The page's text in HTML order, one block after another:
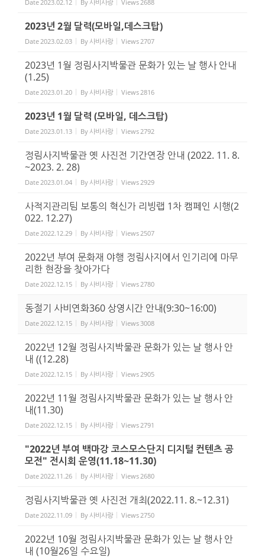
Date2023.02.12 By사비사랑 Views2688
2023년 2월 달력(모바일,데스크탑)
Date2023.02.03 By사비사랑 Views2707
2023년 1월 정림사지박물관 문화가 있는 날 행사 안내
(1.25)
Date2023.01.20 By사비사랑 Views2816
2023년 1월 달력 (모바일, 데스크탑)
Date2023.01.13 By사비사랑 Views2792
정림사지박물관 옛 사진전 기간연장 안내 (2022. 11. 8.
~2023. 2. 28)
Date2023.01.04 By사비사랑 Views2929
사적지관리팀 보통의 혁신가 리빙랩 1차 캠페인 시행(2
022. 12.27)
Date2022.12.29 By사비사랑 Views2507
2022년 부여 문화재 야행 정림사지에서 인기리에 마무
리한 현장을 찾아가다
Date2022.12.15 By사비사랑 Views2780
동절기 사비연화360 상영시간 안내(9:30~16:00)
Date2022.12.15 By사비사랑 Views3008
2022년 12월 정림사지박물관 문화가 있는 날 행사 안
내 ((12.28)
Date2022.12.15 By사비사랑 Views2905
2022년 11월 정림사지박물관 문화가 있는 날 행사 안
내(11.30)
Date2022.12.15 By사비사랑 Views2791
"2022년 부여 백마강 코스모스단지 디지털 컨텐츠 공
모전" 전시회 운영(11.18~11.30)
Date2022.11.26 By사비사랑 Views2680
정림사지박물관 옛 사진전 개최(2022.11. 8.~12.31)
Date2022.11.09 By사비사랑 Views2750
2022년 10월 정림사지박물관 문화가 있는 날 행사 안
내 (10월26일 수요일)